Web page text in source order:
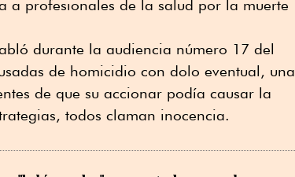
a profesionales de la salud por la muerte
durante la audiencia número 17 del
de homicidio con dolo eventual, una
de que su accionar podía causar la
todos claman inocencia.